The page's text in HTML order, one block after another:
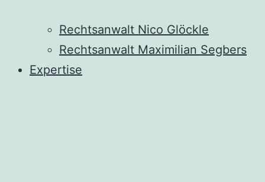
Rechtsanwalt Nico Glöckle
Rechtsanwalt Maximilian Segbers
Expertise